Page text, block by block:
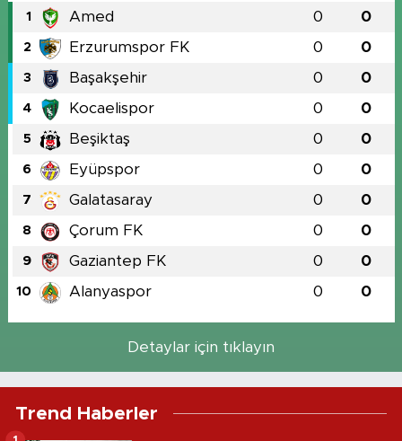
1 Amed 0 0
2 Erzurumspor FK 0 0
3 Başakşehir 0 0
4 Kocaelispor 0 0
5 Beşiktaş 0 0
6 Eyüpspor 0 0
7 Galatasaray 0 0
8 Çorum FK 0 0
9 Gaziantep FK 0 0
10 Alanyaspor 0 0
Detaylar için tıklayın
Trend Haberler